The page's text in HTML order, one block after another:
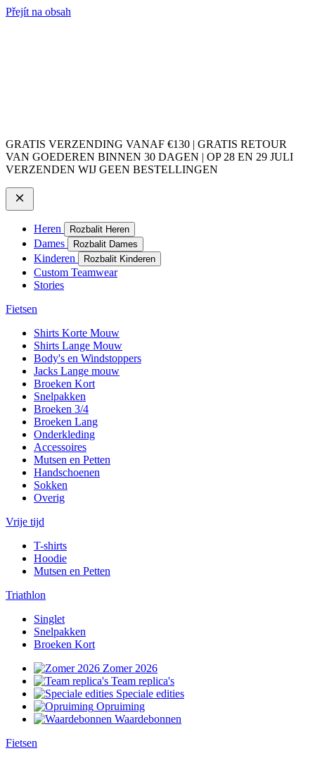
Přejít na obsah
GRATIS VERZENDING VANAF €130 | GRATIS RETOUR
VAN GOEDEREN BINNEN 30 DAGEN | OP 28 EN 29 JULI
VERZENDEN WIJ GEEN BESTELLINGEN
Heren Rozbalit Heren
Dames Rozbalit Dames
Kinderen Rozbalit Kinderen
Custom Teamwear
Stories
Fietsen
Shirts Korte Mouw
Shirts Lange Mouw
Body's en Windstoppers
Jacks Lange mouw
Broeken Kort
Snelpakken
Broeken 3/4
Broeken Lang
Onderkleding
Accessoires
Mutsen en Petten
Handschoenen
Sokken
Overig
Vrije tijd
T-shirts
Hoodie
Mutsen en Petten
Triathlon
Singlet
Snelpakken
Broeken Kort
Zomer 2026
Team replica's
Speciale edities
Opruiming
Waardebonnen
Fietsen